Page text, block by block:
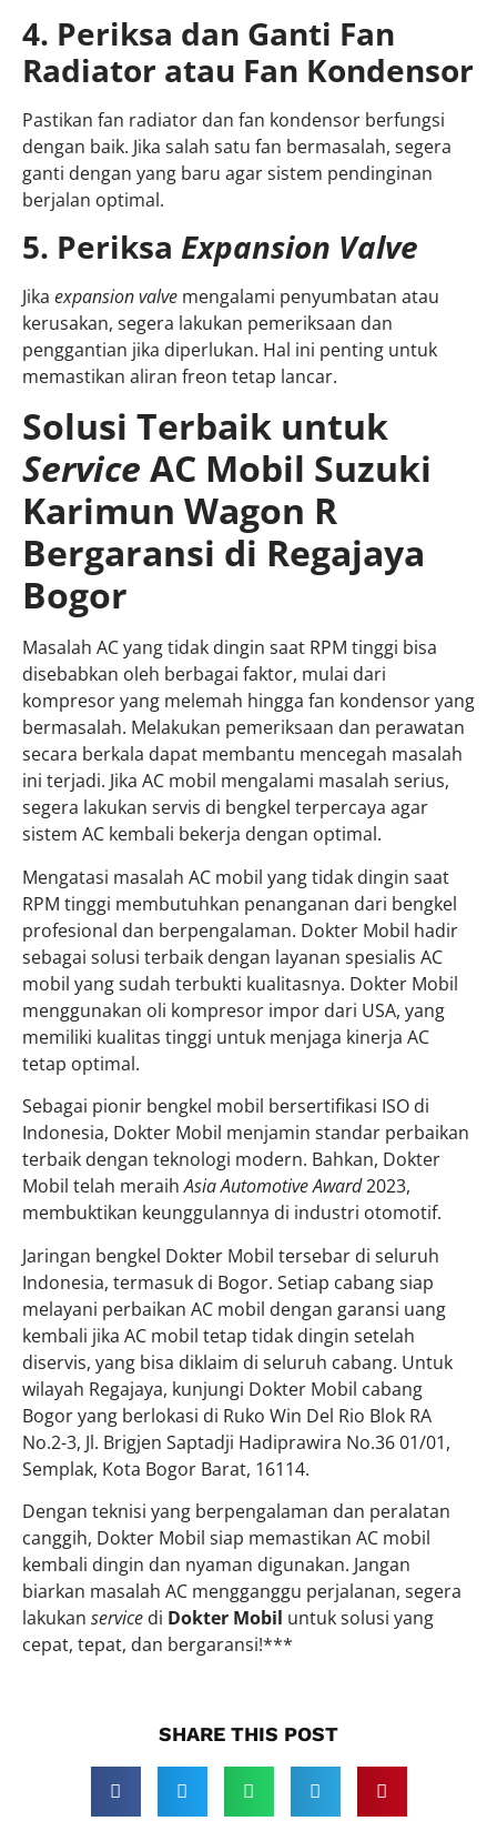
4. Periksa dan Ganti Fan
Radiator atau Fan Kondensor
Pastikan fan radiator dan fan kondensor berfungsi
dengan baik. Jika salah satu fan bermasalah, segera
ganti dengan yang baru agar sistem pendinginan
berjalan optimal.
5. Periksa Expansion Valve
Jika expansion valve mengalami penyumbatan atau
kerusakan, segera lakukan pemeriksaan dan
penggantian jika diperlukan. Hal ini penting untuk
memastikan aliran freon tetap lancar.
Solusi Terbaik untuk
Service AC Mobil Suzuki
Karimun Wagon R
Bergaransi di Regajaya
Bogor
Masalah AC yang tidak dingin saat RPM tinggi bisa
disebabkan oleh berbagai faktor, mulai dari
kompresor yang melemah hingga fan kondensor yang
bermasalah. Melakukan pemeriksaan dan perawatan
secara berkala dapat membantu mencegah masalah
ini terjadi. Jika AC mobil mengalami masalah serius,
segera lakukan servis di bengkel terpercaya agar
sistem AC kembali bekerja dengan optimal.
Mengatasi masalah AC mobil yang tidak dingin saat
RPM tinggi membutuhkan penanganan dari bengkel
profesional dan berpengalaman. Dokter Mobil hadir
sebagai solusi terbaik dengan layanan spesialis AC
mobil yang sudah terbukti kualitasnya. Dokter Mobil
menggunakan oli kompresor impor dari USA, yang
memiliki kualitas tinggi untuk menjaga kinerja AC
tetap optimal.
Sebagai pionir bengkel mobil bersertifikasi ISO di
Indonesia, Dokter Mobil menjamin standar perbaikan
terbaik dengan teknologi modern. Bahkan, Dokter
Mobil telah meraihAsia Automotive Award2023,
membuktikan keunggulannya di industri otomotif.
Jaringan bengkel Dokter Mobil tersebar di seluruh
Indonesia, termasuk di Bogor. Setiap cabang siap
melayani perbaikan AC mobil dengan garansi uang
kembali jika AC mobil tetap tidak dingin setelah
diservis, yang bisa diklaim di seluruh cabang. Untuk
wilayah Regajaya, kunjungi Dokter Mobil cabang
Bogor yang berlokasi di Ruko Win Del Rio Blok RA
No.2-3, Jl. Brigjen Saptadji Hadiprawira No.36 01/01,
Semplak, Kota Bogor Barat, 16114.
Dengan teknisi yang berpengalaman dan peralatan
canggih, Dokter Mobil siap memastikan AC mobil
kembali dingin dan nyaman digunakan. Jangan
biarkan masalah AC mengganggu perjalanan, segera
lakukan service di Dokter Mobil untuk solusi yang
cepat, tepat, dan bergaransi!***
SHARE THIS POST​